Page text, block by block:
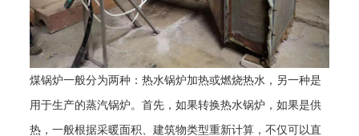
煤锅炉一般分为两种：热水锅炉加热或燃烧热水，另一种是
用于生产的蒸汽锅炉。首先，如果转换热水锅炉，如果是供
热，一般根据采暖面积、建筑物类型重新计算，不仅可以直